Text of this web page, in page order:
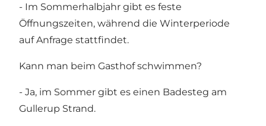
- Im Sommerhalbjahr gibt es feste
Öffnungszeiten, während die Winterperiode
auf Anfrage stattfindet.
Kann man beim Gasthof schwimmen?
- Ja, im Sommer gibt es einen Badesteg am
Gullerup Strand.